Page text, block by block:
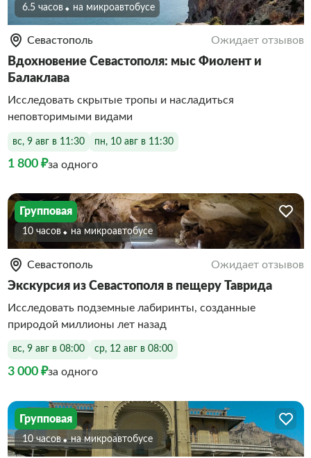
6.5 часов На микроавтобусе
Севастополь Ожидает отзывов
Вдохновение Севастополя: мыс Фиолент и
Балаклава
Исследовать скрытые тропы и насладиться
неповторимыми видами
вс, 9 авг в 11:30 пн, 10 авг в 11:30
1 800 ₽за одного
Групповая
10 часов На микроавтобусе
Севастополь Ожидает отзывов
Экскурсия из Севастополя в пещеру Таврида
Исследовать подземные лабиринты, созданные
природой миллионы лет назад
вс, 9 авг в 08:00 ср, 12 авг в 08:00
3 000 ₽за одного
Групповая
10 часов На микроавтобусе